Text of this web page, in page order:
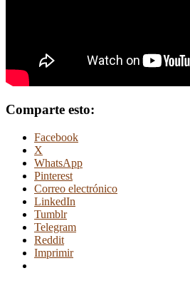
Comparte esto:
Facebook
X
WhatsApp
Pinterest
Correo electrónico
LinkedIn
Tumblr
Telegram
Reddit
Imprimir